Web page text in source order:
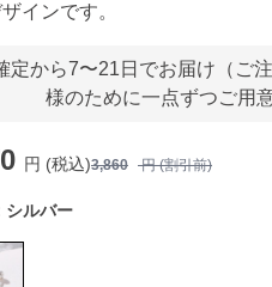
インです。
定から7〜21日でお届け（ご
様のために一点ずつご用
円 (税込)3,860 円 (割引前)
シルバー